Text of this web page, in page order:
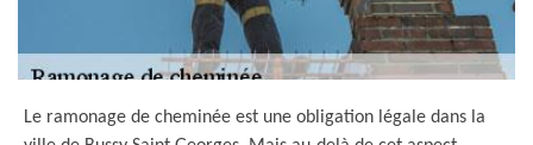
Le ramonage de cheminée est une obligation légale dans la